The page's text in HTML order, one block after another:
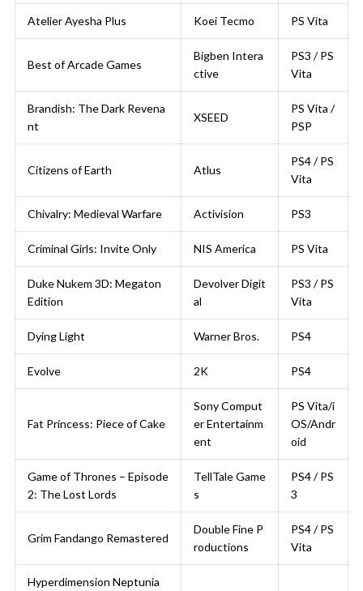
Atelier Ayesha Plus Koei Tecmo PS Vita
Best of Arcade Games
Bigben Intera
ctive
PS3 / PS
Vita
Brandish: The Dark Revena
nt
XSEED
PS Vita /
PSP
Citizens of Earth Atlus
PS4 / PS
Vita
Chivalry: Medieval Warfare Activision PS3
Criminal Girls: Invite Only NIS America PS Vita
Duke Nukem 3D: Megaton
Edition
Devolver Digit
al
PS3 / PS
Vita
Dying Light Warner Bros. PS4
Evolve 2K PS4
Fat Princess: Piece of Cake
Sony Comput
er Entertainm
ent
PS Vita/i
OS/Andr
oid
Game of Thrones – Episode
2: The Lost Lords
TellTale Game
s
PS4 / PS
3
Grim Fandango Remastered
Double Fine P
roductions
PS4 / PS
Vita
Hyperdimension Neptunia